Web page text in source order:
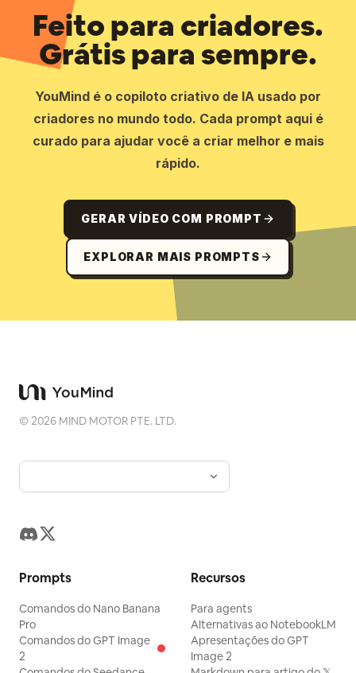
Feito para criadores.
Grátis para sempre.
YouMind é o copiloto criativo de IA usado por
criadores no mundo todo. Cada prompt aqui é
curado para ajudar você a criar melhor e mais
rápido.
GERAR VÍDEO COM PROMPT
EXPLORAR MAIS PROMPTS
©2026 MIND MOTOR PTE. LTD.
Prompts
Comandos do Nano Banana
Pro
Comandos do GPT Image
2
Recursos
Para agents
Alternativas ao NotebookLM
Apresentações do GPT
Image 2